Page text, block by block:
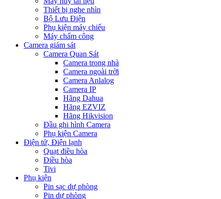
Thiết bị nghe nhìn
Bộ Lưu Điện
Phụ kiện máy chiếu
Máy chấm công
Camera giám sát
Camera Quan Sát
Camera trong nhà
Camera ngoài trời
Camera Anlalog
Camera IP
Hãng Dahua
Hãng EZVIZ
Hãng Hikvision
Đầu ghi hình Camera
Phụ kiện Camera
Điện tử, Điện lạnh
Quạt điều hòa
Điều hòa
Tivi
Phụ kiện
Pin sạc dự phòng
Pin dự phòng